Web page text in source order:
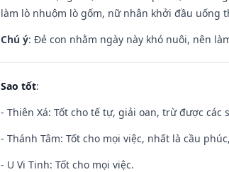
làm lò nhuộm lò gốm, nữ nhân khởi đầu uống
Chú ý: Đẻ con nhằm ngày này khó nuôi, nên
Sao tốt:
- Thiên Xá: Tốt cho tế tự, giải oan, trừ được
- Thánh Tâm: Tốt cho mọi việc, nhất là cầu
- U Vi Tinh: Tốt cho mọi việc.